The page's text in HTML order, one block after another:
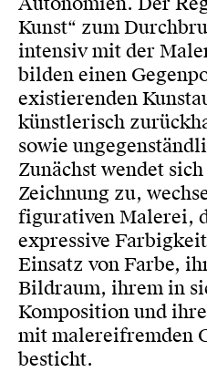
Kunst“ zum
intensiv mit der
bilden einen
existierenden
künstlerisch
sowie
Zunächst wendet
Zeichnung zu,
figurativen Malerei,
expressive
Einsatz von Farbe,
Bildraum, ihrem in
Komposition und
mit malereifremden
besticht.